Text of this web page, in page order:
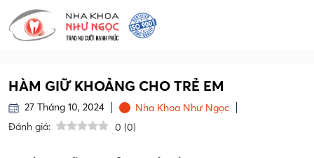
HÀM GIỮ KHOẢNG CHO TRẺ EM
27 Tháng 10, 2024
Nha Khoa Như Ngọc
Đánh giá:
0 (0)